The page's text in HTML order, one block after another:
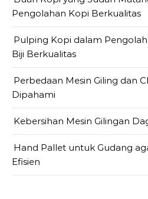
Pengolahan Kopi Berkualitas
Pulping Kopi dalam
Biji Berkualitas
Perbedaan Mesin Giling dan
Dipahami
Kebersihan Mesin Gilingan
Hand Pallet untuk Gudang
Efisien